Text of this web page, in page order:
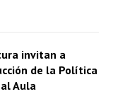
invitan a
de la Política
Aula